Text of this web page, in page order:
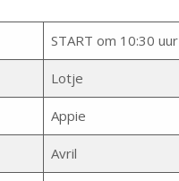
START om 10:30 uur
Lotje
Appie
Avril